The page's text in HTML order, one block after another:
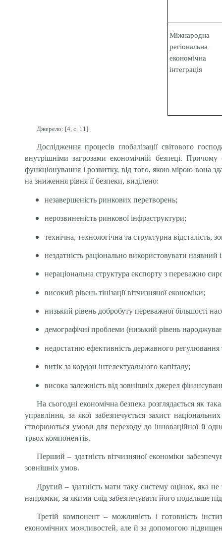
Міжнародна
регіональна
економічна
інтеграція
Джерело: [4, с. 11].
Дослідження процесів глобалізації світового
внутрішніми загрозами економічній безпеці. Причому
функціонування і розвитку, від того, якою мірою вона
на зниження рівня її безпеки, виділено:
незавершеність ринкових перетворень;
нерозвиненість ринкової інфраструктури;
технічна, технологічна та структурна
нездатність раціонально використовувати наявний
нераціональна структура експорту з переважно
високий рівень тінізації вітчизняної економіки;
низький рівень добробуту переважної більшості
демографічні проблеми (низький рівень
недостатню ефективність державного
витік за кордон інтелектуального капіталу;
висока залежність від зовнішніх джерел
На сьогодні економічна безпека розглядається як
управління, за якої забезпечується захист
створюються умови для переходу до інноваційної й
трьох компонентів.
Перший – здатність вітчизняної економіки
зовнішніх умов.
Другий – здатність мати таку систему оцінок, яка
напрямки, за якими слід забезпечувати його подальше
Третій компонент – можливість і готовність
економічних можливостей, але й за допомогою